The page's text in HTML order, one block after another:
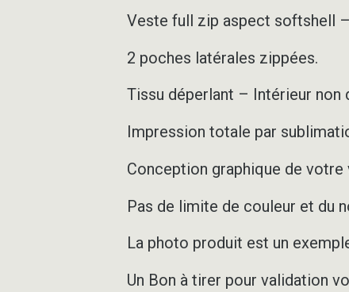
Veste full zip aspect softshell
2 poches latérales zippées.
Tissu déperlant – Intérieur non
Impression totale par
Conception graphique de votre
Pas de limite de couleur et du
La photo produit est un
Un Bon à tirer pour validation